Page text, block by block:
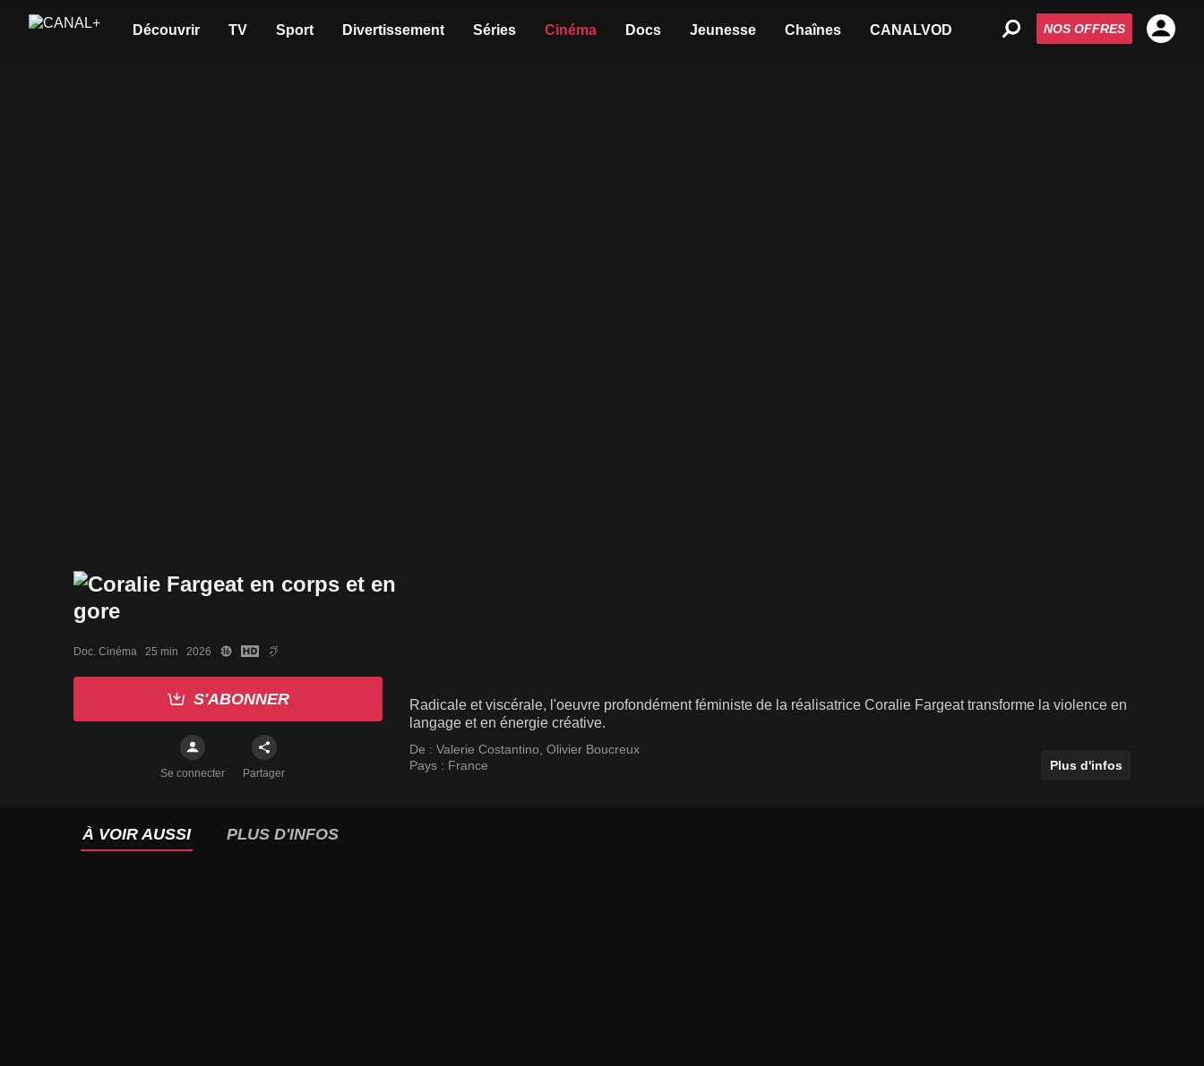
Découvrir TV Sport Divertissement Séries Cinéma Docs Jeunesse Chaînes CANALVOD NOS OFFRES
Doc. Cinéma   25 min   2026
S'ABONNER
Se connecter Partager
Radicale et viscérale, l'oeuvre profondément féministe de la réalisatrice Coralie Fargeat transforme la violence en
langage et en énergie créative.
De : Valerie Costantino Olivier Boucreux
Pays : France Plus d'infos
À VOIR AUSSI PLUS D'INFOS